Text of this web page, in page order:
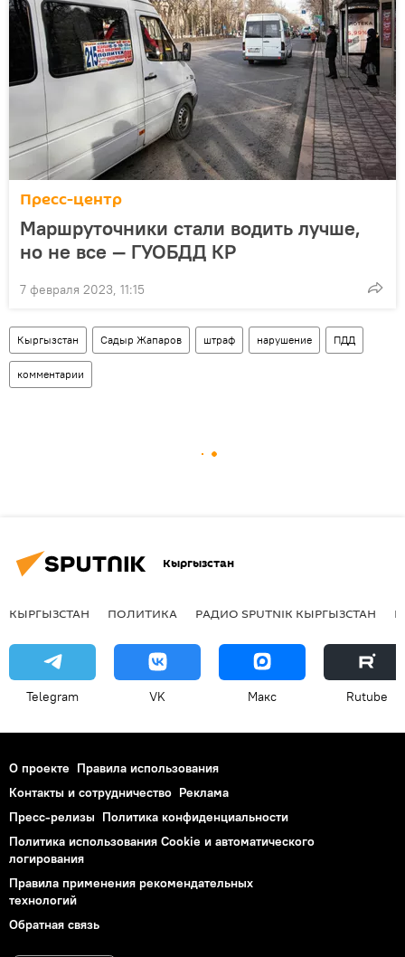
Пресс-центр
Маршруточники стали водить лучше,
но не все — ГУОБДД КР
7 февраля 2023, 11:15
Кыргызстан Садыр Жапаров штраф нарушение ПДД
комментарии
Кыргызстан
КЫРГЫЗСТАН ПОЛИТИКА РАДИО SPUTNIK КЫРГЫЗСТАН
Telegram VK Макс Rutube
О проекте Правила использования
Контакты и сотрудничество Реклама
Пресс-релизы Политика конфиденциальности
Политика использования Cookie и автоматического
логирования
Правила применения рекомендательных
технологий
Обратная связь